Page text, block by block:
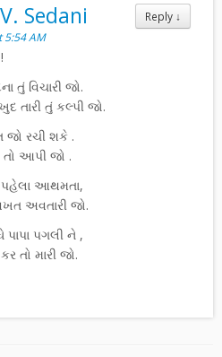
Reply ↓
Sedani
5:54 AM
વિચારી જો.
તારી તું કલ્પી જો.
જો રચી શકે .
આપી જો .
પહેલા આથમતા,
અવતારી જો.
પગલી ને ,
તો મારી જો.